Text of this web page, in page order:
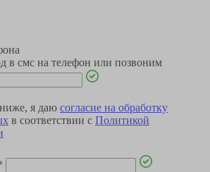
в смс на телефон или позвоним
я даю согласие на обработку
в соответствии с Политикой